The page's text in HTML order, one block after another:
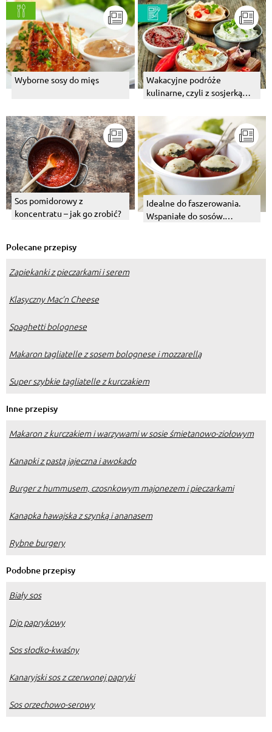
Wyborne sosy do mięs
Wakacyjne podróże
kulinarne, czyli z sosjerką
Sos pomidorowy z
koncentratu – jak go zrobić?
Idealne do faszerowania.
Wspaniałe do sosów.
Polecane przepisy
Zapiekanki z pieczarkami i serem
Klasyczny Mac’n Cheese
Spaghetti bolognese
Makaron tagliatelle z sosem bolognese i mozzarellą
Super szybkie tagliatelle z kurczakiem
Inne przepisy
Makaron z kurczakiem i warzywami w sosie śmietanowo-ziołowym
Kanapki z pastą jajeczna i awokado
Burger z hummusem, czosnkowym majonezem i pieczarkami
Kanapka hawajska z szynką i ananasem
Rybne burgery
Podobne przepisy
Biały sos
Dip paprykowy
Sos słodko-kwaśny
Kanaryjski sos z czerwonej papryki
Sos orzechowo-serowy